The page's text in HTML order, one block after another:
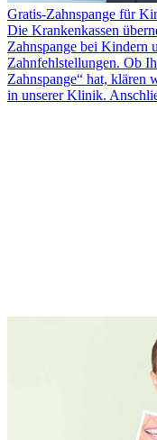
Gratis-Zahnspange für
Die Krankenkassen
Zahnspange bei Kindern
Zahnfehlstellungen. Ob
Zahnspange“ hat, klären
in unserer Klinik.